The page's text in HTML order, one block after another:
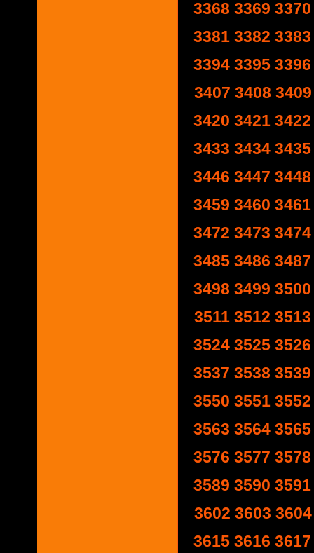
3368 3369 3370
3381 3382 3383
3394 3395 3396
3407 3408 3409
3420 3421 3422
3433 3434 3435
3446 3447 3448
3459 3460 3461
3472 3473 3474
3485 3486 3487
3498 3499 3500
3511 3512 3513
3524 3525 3526
3537 3538 3539
3550 3551 3552
3563 3564 3565
3576 3577 3578
3589 3590 3591
3602 3603 3604
3615 3616 3617